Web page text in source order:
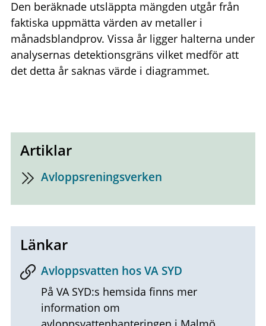
Den beräknade utsläppta mängden utgår från
faktiska uppmätta värden av metaller i
månadsblandprov. Vissa år ligger halterna under
analysernas detektionsgräns vilket medför att
det detta år saknas värde i diagrammet.
Artiklar
Avloppsreningsverken
Länkar
Avloppsvatten hos VA SYD
På VA SYD:s hemsida finns mer
information om